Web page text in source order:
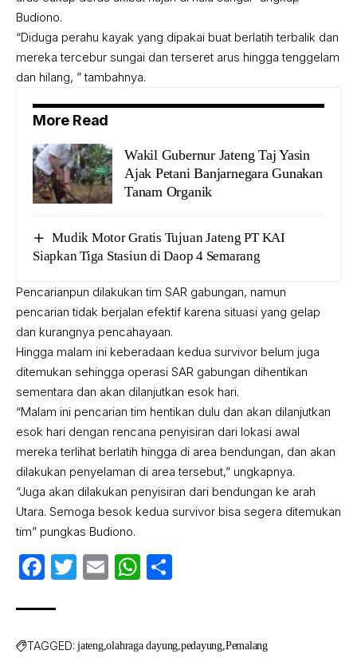
Budiono.
“Diduga perahu kayak yang dipakai buat berlatih terbalik dan
mereka tercebur sungai dan terseret arus hingga tenggelam
dan hilang, ” tambahnya.
More Read
Wakil Gubernur Jateng Taj Yasin
Ajak Petani Banjarnegara Gunakan
Tanam Organik
Mudik Motor Gratis Tujuan Jateng PT KAI
Siapkan Tiga Stasiun di Daop 4 Semarang
Pencarianpun dilakukan tim SAR gabungan, namun
pencarian tidak berjalan efektif karena situasi yang gelap
dan kurangnya pencahayaan.
Hingga malam ini keberadaan kedua survivor belum juga
ditemukan sehingga operasi SAR gabungan dihentikan
sementara dan akan dilanjutkan esok hari.
“Malam ini pencarian tim hentikan dulu dan akan dilanjutkan
esok hari dengan rencana penyisiran dari lokasi awal
mereka terlihat berlatih hingga di area bendungan, dan akan
dilakukan penyelaman di area tersebut,” ungkapnya.
“Juga akan dilakukan penyisiran dari bendungan ke arah
Utara. Semoga besok kedua survivor bisa segera ditemukan
tim” pungkas Budiono.
Facebook
Twitter
EmailWhatsApp
TAGGED: jateng olahraga dayung pedayung Pemalang